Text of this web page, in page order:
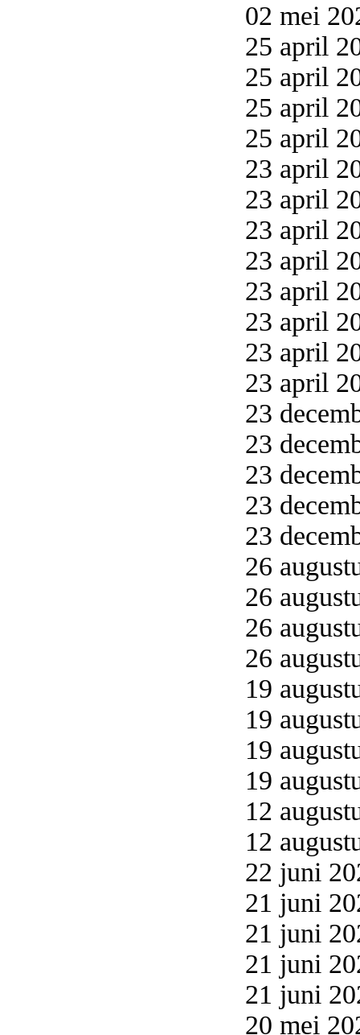
02 mei
25 april
25 april
25 april
25 april
23 april
23 april
23 april
23 april
23 april
23 april
23 april
23 april
23
23
23
23
23
26
26
26
26
19
19
19
19
12
12
22 juni
21 juni
21 juni
21 juni
21 juni
20 mei